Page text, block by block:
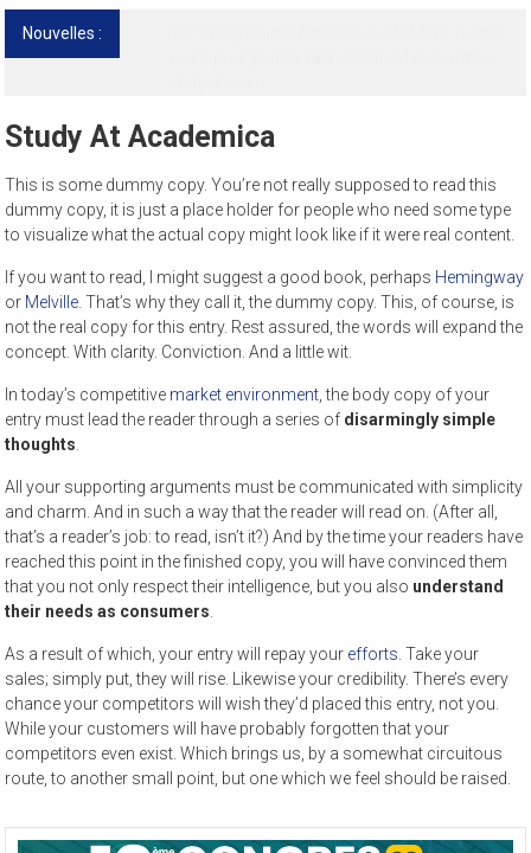
Nouvelles :
Study At Academica
This is some dummy copy. You’re not really supposed to read this
dummy copy, it is just a place holder for people who need some type
to visualize what the actual copy might look like if it were real content.
If you want to read, I might suggest a good book, perhaps Hemingway
or Melville. That’s why they call it, the dummy copy. This, of course, is
not the real copy for this entry. Rest assured, the words will expand the
concept. With clarity. Conviction. And a little wit.
In today’s competitive market environment, the body copy of your
entry must lead the reader through a series of disarmingly simple
thoughts.
All your supporting arguments must be communicated with simplicity
and charm. And in such a way that the reader will read on. (After all,
that’s a reader’s job: to read, isn’t it?) And by the time your readers have
reached this point in the finished copy, you will have convinced them
that you not only respect their intelligence, but you also understand
their needs as consumers.
As a result of which, your entry will repay your efforts. Take your
sales; simply put, they will rise. Likewise your credibility. There’s every
chance your competitors will wish they’d placed this entry, not you.
While your customers will have probably forgotten that your
competitors even exist. Which brings us, by a somewhat circuitous
route, to another small point, but one which we feel should be raised.